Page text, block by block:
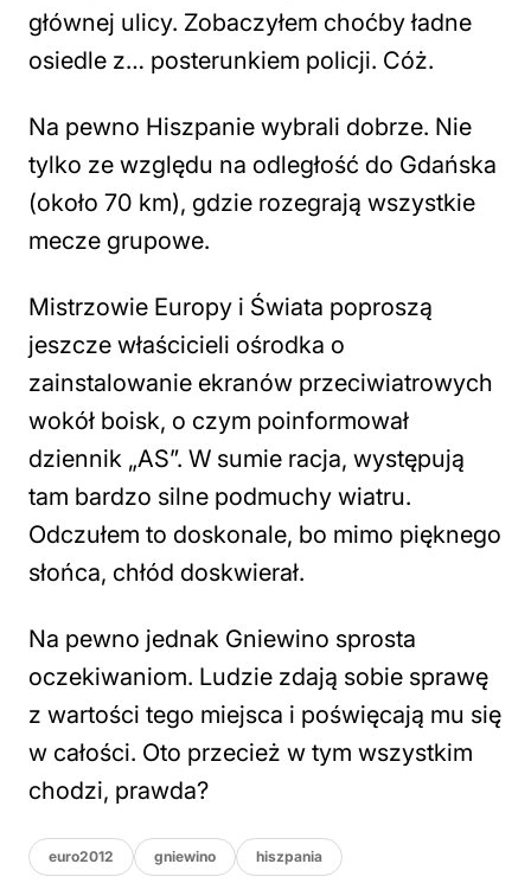
głównej ulicy. Zobaczyłem choćby ładne
osiedle z… posterunkiem policji. Cóż.
Na pewno Hiszpanie wybrali dobrze. Nie
tylko ze względu na odległość do Gdańska
(około 70 km), gdzie rozegrają wszystkie
mecze grupowe.
Mistrzowie Europy i Świata poproszą
jeszcze właścicieli ośrodka o
zainstalowanie ekranów przeciwiatrowych
wokół boisk, o czym poinformował
dziennik „AS”. W sumie racja, występują
tam bardzo silne podmuchy wiatru.
Odczułem to doskonale, bo mimo pięknego
słońca, chłód doskwierał.
Na pewno jednak Gniewino sprosta
oczekiwaniom. Ludzie zdają sobie sprawę
z wartości tego miejsca i poświęcają mu się
w całości. Oto przecież w tym wszystkim
chodzi, prawda?
euro2012 gniewino hiszpania